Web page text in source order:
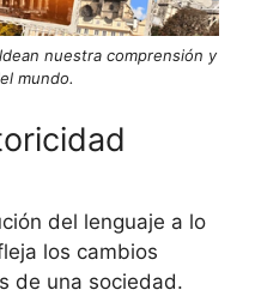
nuestra comprensión y
mundo.
del lenguaje a lo
los cambios
de una sociedad.